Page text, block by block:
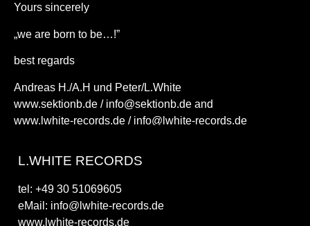
Yours sincerely
„we are born to be…!”
best regards
Andreas H./A.H und Peter/L.White
www.sektionb.de / info@sektionb.de and
www.lwhite-records.de / info@lwhite-records.de
L.WHITE RECORDS
tel: +49 30 51069605
eMail: info@lwhite-records.de
www.lwhite-records.de